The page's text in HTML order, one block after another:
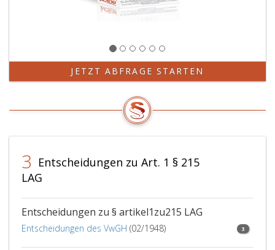
JETZT ABFRAGE STARTEN
3 Entscheidungen zu Art. 1 § 215
LAG
Entscheidungen zu § artikel1zu215 LAG
Entscheidungen des VwGH (02/1948) 3